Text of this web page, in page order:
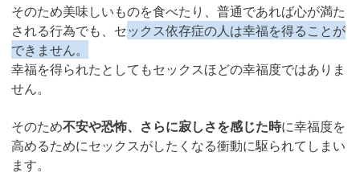
そのため美味しいものを食べたり、普通であれば心が満た
される行為でも、セックス依存症の人は幸福を得ることが
できません。
幸福を得られたとしてもセックスほどの幸福度ではありま
せん。
そのため不安や恐怖、さらに寂しさを感じた時に幸福度を
高めるためにセックスがしたくなる衝動に駆られてしまい
ます。